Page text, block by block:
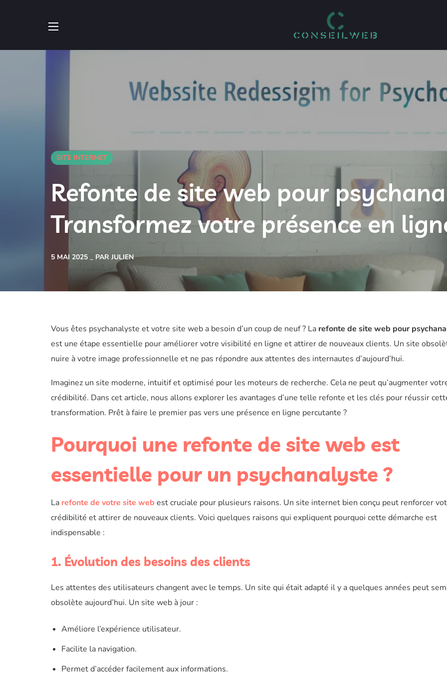
SITE INTERNET
Refonte de site web pour
Transformez votre présence en
5 MAI 2025 PAR JULIEN
Vous êtes psychanalyste et votre site web a besoin d’un coup de neuf ? La refonte de site web pour
est une étape essentielle pour améliorer votre visibilité en ligne et attirer de nouveaux clients. Un site
nuire à votre image professionnelle et ne pas répondre aux attentes des internautes d’aujourd’hui.
Imaginez un site moderne, intuitif et optimisé pour les moteurs de recherche. Cela ne peut qu’augmenter
crédibilité. Dans cet article, nous allons explorer les avantages d’une telle refonte et les clés pour réussir
transformation. Prêt à faire le premier pas vers une présence en ligne percutante ?
Pourquoi une refonte de site web est
essentielle pour un psychanalyste ?
La refonte de votre site web est cruciale pour plusieurs raisons. Un site internet bien conçu peut renforcer
crédibilité et attirer de nouveaux clients. Voici quelques raisons qui expliquent pourquoi cette démarche est
indispensable :
1. Évolution des besoins des clients
Les attentes des utilisateurs changent avec le temps. Un site qui était adapté il y a quelques années peut
obsolète aujourd’hui. Un site web à jour :
Améliore l’expérience utilisateur.
Facilite la navigation.
Permet d’accéder facilement aux informations.